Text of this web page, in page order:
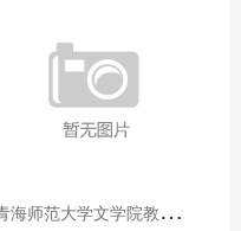
青
海师范大学文学院教师赴山东省相关高校和学术机构交流学习